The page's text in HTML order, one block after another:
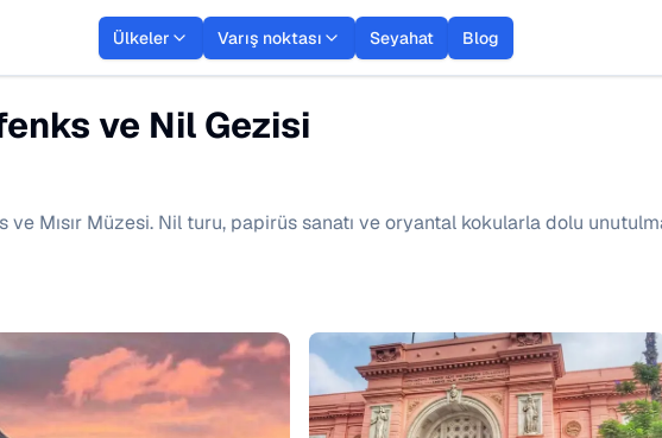
Ülkeler Varış noktası Seyahat Blog
ve Nil Gezisi
ve Mısır Müzesi. Nil turu, papirüs sanatı ve oryantal kokularla dolu